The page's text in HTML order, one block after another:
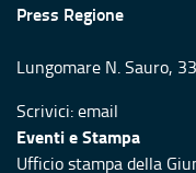
Press Regione
Lungomare N. Sauro,
Scrivici:email
Eventi e Stampa
Ufficio stampa della